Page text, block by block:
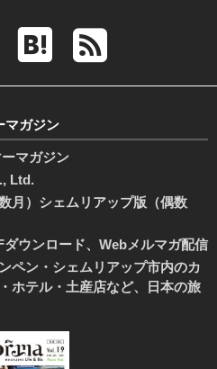
マガジン
マガジン
Ltd.
月）シェムリアップ版（偶数
ダウンロード、Webメルマガ配信
ペン・シェムリアップ市内のカ
ホテル・土産店など、日本の旅